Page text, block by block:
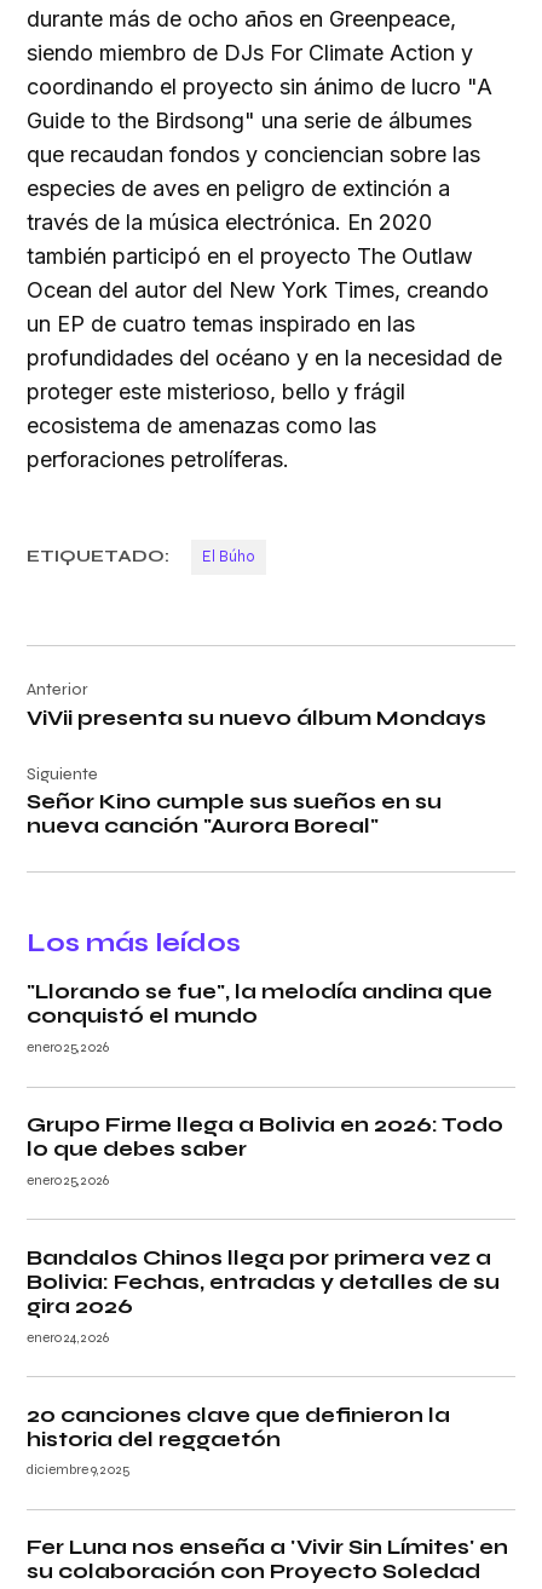
durante más de ocho años en Greenpeace,
siendo miembro de DJs For Climate Action y
coordinando el proyecto sin ánimo de lucro "A
Guide to the Birdsong" una serie de álbumes
que recaudan fondos y conciencian sobre las
especies de aves en peligro de extinción a
través de la música electrónica. En 2020
también participó en el proyecto The Outlaw
Ocean del autor del New York Times, creando
un EP de cuatro temas inspirado en las
profundidades del océano y en la necesidad de
proteger este misterioso, bello y frágil
ecosistema de amenazas como las
perforaciones petrolíferas.
ETIQUETADO: El Búho
de
entradas
Anterior
ViVii presenta su nuevo álbum Mondays
Siguiente
Señor Kino cumple sus sueños en su
nueva canción "Aurora Boreal"
Los más leídos
"Llorando se fue", la melodía andina que
conquistó el mundo
enero 25, 2026
Grupo Firme llega a Bolivia en 2026: Todo
lo que debes saber
enero 25, 2026
Bandalos Chinos llega por primera vez a
Bolivia: Fechas, entradas y detalles de su
gira 2026
enero 24, 2026
20 canciones clave que definieron la
historia del reggaetón
diciembre 9, 2025
Fer Luna nos enseña a 'Vivir Sin Límites' en
su colaboración con Proyecto Soledad